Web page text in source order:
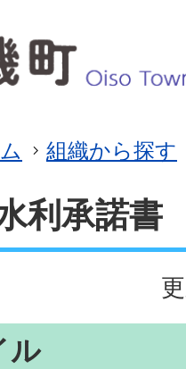
組織から探す
利承諾書
ル